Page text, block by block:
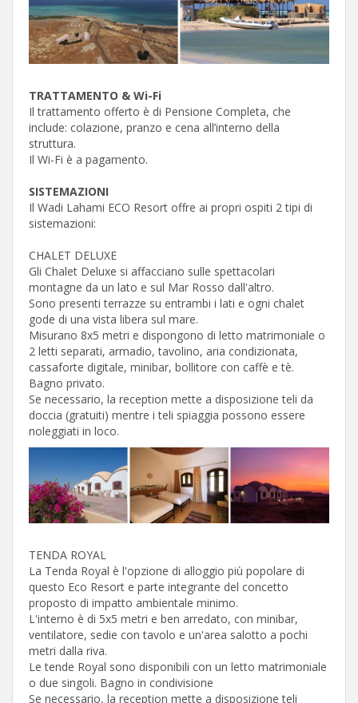
TRATTAMENTO & Wi-Fi
Il trattamento offerto è di Pensione Completa, che
include: colazione, pranzo e cena all’interno della
struttura.
Il Wi-Fi è a pagamento.
SISTEMAZIONI
Il Wadi Lahami ECO Resort offre ai propri ospiti 2 tipi di
sistemazioni:
CHALET DELUXE
Gli Chalet Deluxe si affacciano sulle spettacolari
montagne da un lato e sul Mar Rosso dall'altro.
Sono presenti terrazze su entrambi i lati e ogni chalet
gode di una vista libera sul mare.
Misurano 8x5 metri e dispongono di letto matrimoniale o
2 letti separati, armadio, tavolino, aria condizionata,
cassaforte digitale, minibar, bollitore con caffè e tè.
Bagno privato.
Se necessario, la reception mette a disposizione teli da
doccia (gratuiti) mentre i teli spiaggia possono essere
noleggiati in loco.
TENDA ROYAL
La Tenda Royal è l'opzione di alloggio più popolare di
questo Eco Resort e parte integrante del concetto
proposto di impatto ambientale minimo.
L'interno è di 5x5 metri e ben arredato, con minibar,
ventilatore, sedie con tavolo e un'area salotto a pochi
metri dalla riva.
Le tende Royal sono disponibili con un letto matrimoniale
o due singoli. Bagno in condivisione
Se necessario, la reception mette a disposizione teli